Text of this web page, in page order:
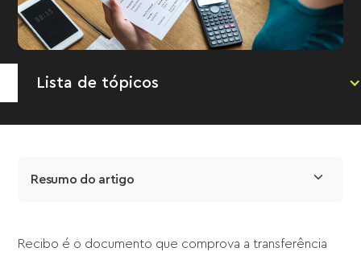
Lista de tópicos
Resumo do artigo
Recibo é o documento que comprova a transferência